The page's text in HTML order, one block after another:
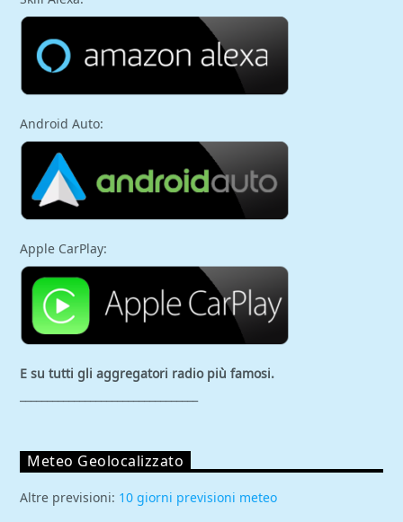
Android Auto:
Apple CarPlay:
E su tutti gli aggregatori radio più famosi.
Meteo Geolocalizzato
Altre previsioni: 10 giorni previsioni meteo